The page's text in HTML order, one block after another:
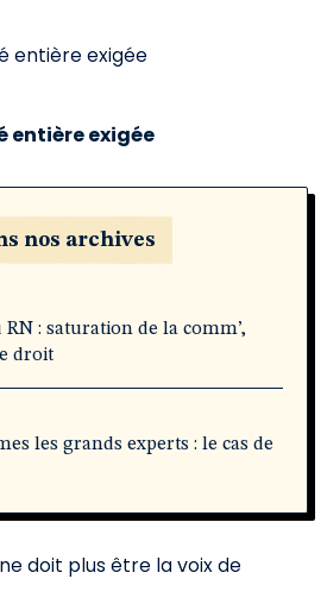
entière exigée
nos archives
: saturation de la comm’,
droit
les grands experts : le cas de